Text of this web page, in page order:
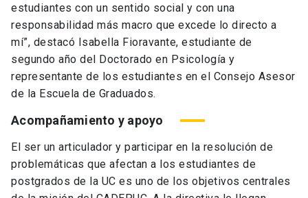
estudiantes con un sentido social y con una
responsabilidad más macro que excede lo directo a
mí”, destacó Isabella Fioravante, estudiante de
segundo año del Doctorado en Psicología y
representante de los estudiantes en el Consejo Asesor
de la Escuela de Graduados.
Acompañamiento y apoyo
El ser un articulador y participar en la resolución de
problemáticas que afectan a los estudiantes de
postgrados de la UC es uno de los objetivos centrales